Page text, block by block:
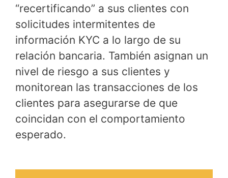
“recertificando” a sus clientes con
solicitudes intermitentes de
información KYC a lo largo de su
relación bancaria. También asignan un
nivel de riesgo a sus clientes y
monitorean las transacciones de los
clientes para asegurarse de que
coincidan con el comportamiento
esperado.